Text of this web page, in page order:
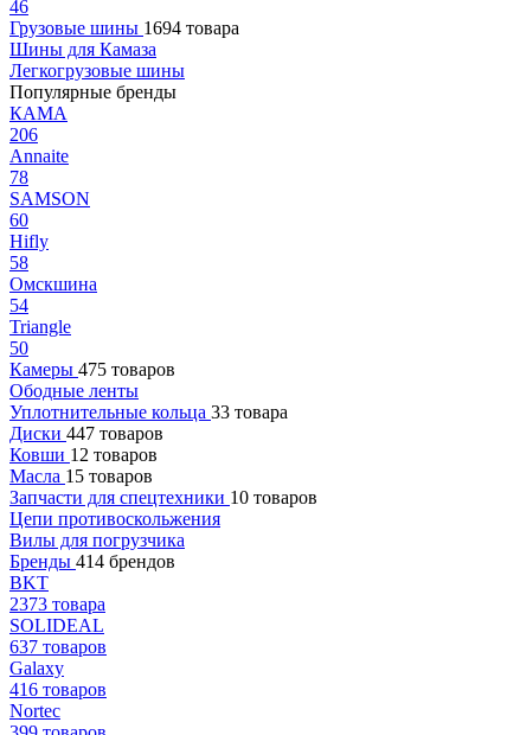
46
Грузовые шины 1694 товара
Шины для Камаза
Легкогрузовые шины
Популярные бренды
КАМА
206
Annaite
78
SAMSON
60
Hifly
58
Омскшина
54
Triangle
50
Камеры 475 товаров
Ободные ленты
Уплотнительные кольца 33 товара
Диски 447 товаров
Ковши 12 товаров
Масла 15 товаров
Запчасти для спецтехники 10 товаров
Цепи противоскольжения
Вилы для погрузчика
Бренды 414 брендов
BKT
2373 товара
SOLIDEAL
637 товаров
Galaxy
416 товаров
Nortec